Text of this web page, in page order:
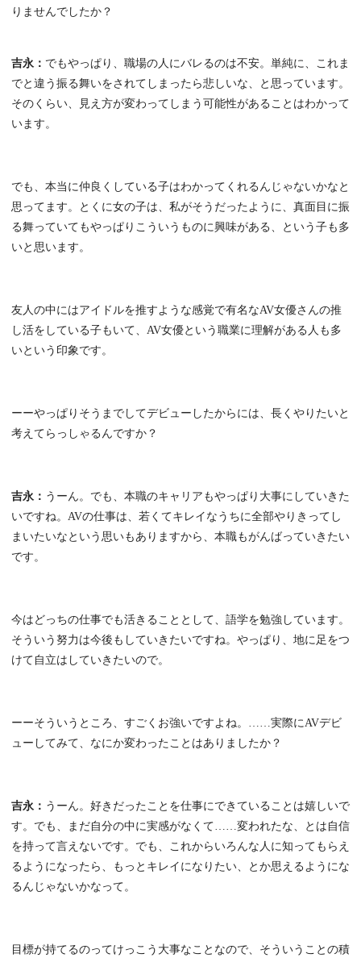
りませんでしたか？
吉永： でもやっぱり、職場の人にバレるのは不安。単純に、これま
でと違う振る舞いをされてしまったら悲しいな、と思っています。
そのくらい、見え方が変わってしまう可能性があることはわかって
います。
でも、本当に仲良くしている子はわかってくれるんじゃないかなと
思ってます。とくに女の子は、私がそうだったように、真面目に振
る舞っていてもやっぱりこういうものに興味がある、という子も多
いと思います。
友人の中にはアイドルを推すような感覚で有名なAV女優さんの推
し活をしている子もいて、AV女優という職業に理解がある人も多
いという印象です。
ーーやっぱりそうまでしてデビューしたからには、長くやりたいと
考えてらっしゃるんですか？
吉永： うーん。でも、本職のキャリアもやっぱり大事にしていきた
いですね。AVの仕事は、若くてキレイなうちに全部やりきってし
まいたいなという思いもありますから、本職もがんばっていきたい
です。
今はどっちの仕事でも活きることとして、語学を勉強しています。
そういう努力は今後もしていきたいですね。やっぱり、地に足をつ
けて自立はしていきたいので。
ーーそういうところ、すごくお強いですよね。……実際にAVデビ
ューしてみて、なにか変わったことはありましたか？
吉永： うーん。好きだったことを仕事にできていることは嬉しいで
す。でも、まだ自分の中に実感がなくて……変われたな、とは自信
を持って言えないです。でも、これからいろんな人に知ってもらえ
るようになったら、もっとキレイになりたい、とか思えるようにな
るんじゃないかなって。
目標が持てるのってけっこう大事なことなので、そういうことの積